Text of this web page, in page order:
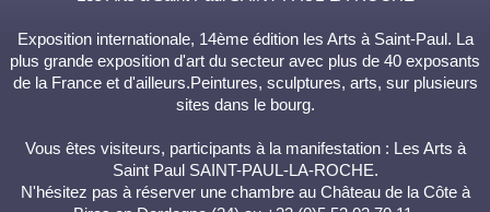
Exposition internationale, 14ème édition les Arts à Saint-Paul. La
plus grande exposition d'art du secteur avec plus de 40 exposants
de la France et d'ailleurs.Peintures, sculptures, arts, sur plusieurs
sites dans le bourg.
Vous êtes visiteurs, participants à la manifestation : Les Arts à
Saint Paul SAINT-PAUL-LA-ROCHE.
N'hésitez pas à réserver une chambre au Château de la Côte à